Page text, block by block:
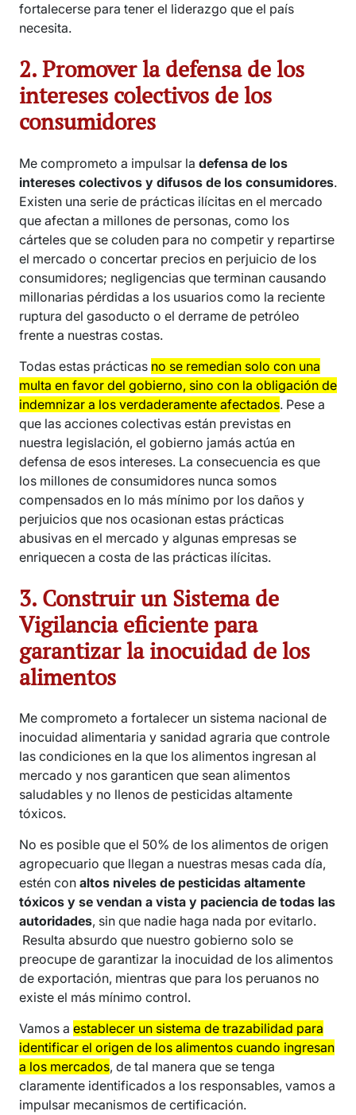
fortalecerse para tener el liderazgo que el país
necesita.
2. Promover la defensa de los
intereses colectivos de los
consumidores
Me comprometo a impulsar la defensa de los
intereses colectivos y difusos de los consumidores.
Existen una serie de prácticas ilícitas en el mercado
que afectan a millones de personas, como los
cárteles que se coluden para no competir y repartirse
el mercado o concertar precios en perjuicio de los
consumidores; negligencias que terminan causando
millonarias pérdidas a los usuarios como la reciente
ruptura del gasoducto o el derrame de petróleo
frente a nuestras costas.
Todas estas prácticas no se remedian solo con una
multa en favor del gobierno, sino con la obligación de
indemnizar a los verdaderamente afectados. Pese a
que las acciones colectivas están previstas en
nuestra legislación, el gobierno jamás actúa en
defensa de esos intereses. La consecuencia es que
los millones de consumidores nunca somos
compensados en lo más mínimo por los daños y
perjuicios que nos ocasionan estas prácticas
abusivas en el mercado y algunas empresas se
enriquecen a costa de las prácticas ilícitas.
3. Construir un Sistema de
Vigilancia eficiente para
garantizar la inocuidad de los
alimentos
Me comprometo a fortalecer un sistema nacional de
inocuidad alimentaria y sanidad agraria que controle
las condiciones en la que los alimentos ingresan al
mercado y nos garanticen que sean alimentos
saludables y no llenos de pesticidas altamente
tóxicos.
No es posible que el 50% de los alimentos de origen
agropecuario que llegan a nuestras mesas cada día,
estén con altos niveles de pesticidas altamente
tóxicos y se vendan a vista y paciencia de todas las
autoridades, sin que nadie haga nada por evitarlo.
Resulta absurdo que nuestro gobierno solo se
preocupe de garantizar la inocuidad de los alimentos
de exportación, mientras que para los peruanos no
existe el más mínimo control.
Vamos a establecer un sistema de trazabilidad para
identificar el origen de los alimentos cuando ingresan
a los mercados, de tal manera que se tenga
claramente identificados a los responsables, vamos a
impulsar mecanismos de certificación.